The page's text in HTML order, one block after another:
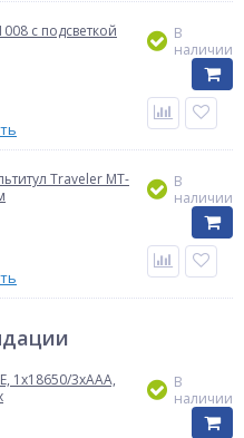
с подсветкой
В
наличии
Traveler MT-
В
наличии
1х18650/3xAAA,
В
наличии